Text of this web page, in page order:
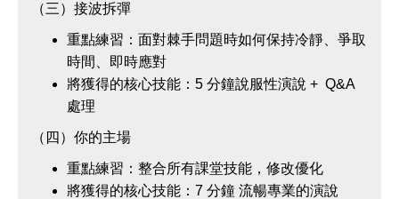
（三）接波拆彈
重點練習：面對棘手問題時如何保持冷靜、爭取
時間、即時應對
將獲得的核心技能：5 分鐘說服性演說 + Q&A
處理
（四）你的主場
重點練習：整合所有課堂技能，修改優化
將獲得的核心技能：7 分鐘 流暢專業的演說